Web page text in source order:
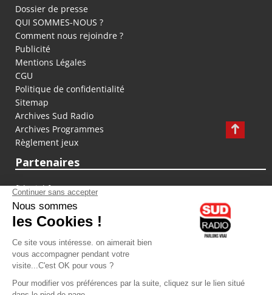
Dossier de presse
QUI SOMMES-NOUS ?
Comment nous rejoindre ?
Publicité
Mentions Légales
CGU
Politique de confidentialité
Sitemap
Archives Sud Radio
Archives Programmes
Règlement jeux
Partenaires
fiducial.fr
lyoncapitale.fr
olympique-et-lyonnais.com
L'application Iphone / Android
Téléchargez l'application